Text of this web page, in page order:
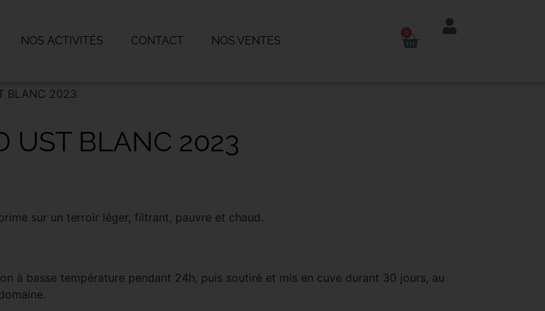
NOS ACTIVITÉS CONTACT NOS VENTES
BLANC 2023
UST BLANC 2023
sur un terroir léger, filtrant, pauvre et chaud.
à basse température pendant 24h, puis soutiré et mis en cuve durant 30 jours, au